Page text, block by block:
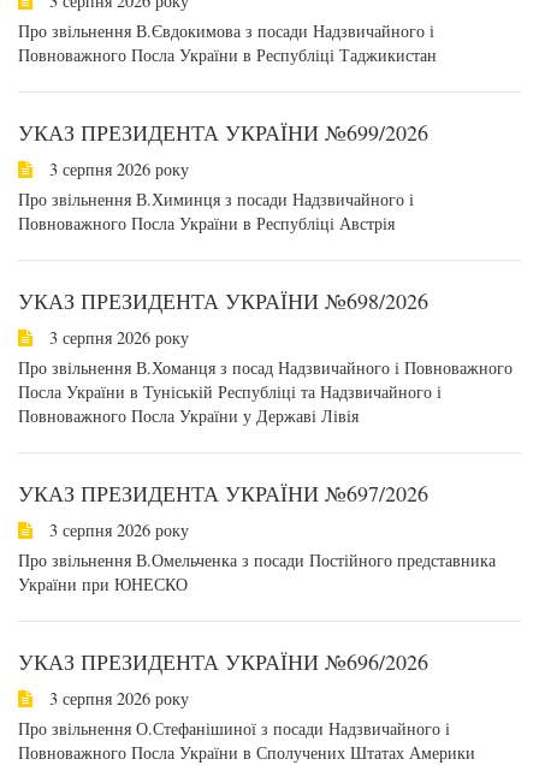
Про звільнення В.Євдокимова з посади Надзвичайного і
Повноважного Посла України в Республіці Таджикистан
УКАЗ ПРЕЗИДЕНТА УКРАЇНИ №699/2026
3 серпня 2026 року
Про звільнення В.Химинця з посади Надзвичайного і
Повноважного Посла України в Республіці Австрія
УКАЗ ПРЕЗИДЕНТА УКРАЇНИ №698/2026
3 серпня 2026 року
Про звільнення В.Хоманця з посад Надзвичайного і Повноважного
Посла України в Туніській Республіці та Надзвичайного і
Повноважного Посла України у Державі Лівія
УКАЗ ПРЕЗИДЕНТА УКРАЇНИ №697/2026
3 серпня 2026 року
Про звільнення В.Омельченка з посади Постійного представника
України при ЮНЕСКО
УКАЗ ПРЕЗИДЕНТА УКРАЇНИ №696/2026
3 серпня 2026 року
Про звільнення О.Стефанішиної з посади Надзвичайного і
Повноважного Посла України в Сполучених Штатах Америки